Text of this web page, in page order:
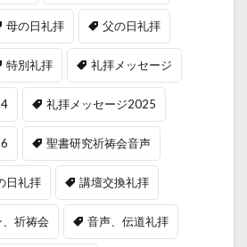
母の日礼拝 父の日礼拝
特別礼拝 礼拝メッセージ
礼拝メッセージ2025
聖書研究祈祷会音声
日礼拝 講壇交換礼拝
祈祷会 音声、伝道礼拝